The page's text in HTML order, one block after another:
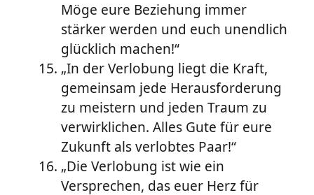
Möge eure Beziehung immer
stärker werden und euch unendlich
glücklich machen!“
„In der Verlobung liegt die Kraft,
gemeinsam jede Herausforderung
zu meistern und jeden Traum zu
verwirklichen. Alles Gute für eure
Zukunft als verlobtes Paar!“
„Die Verlobung ist wie ein
Versprechen, das euer Herz für